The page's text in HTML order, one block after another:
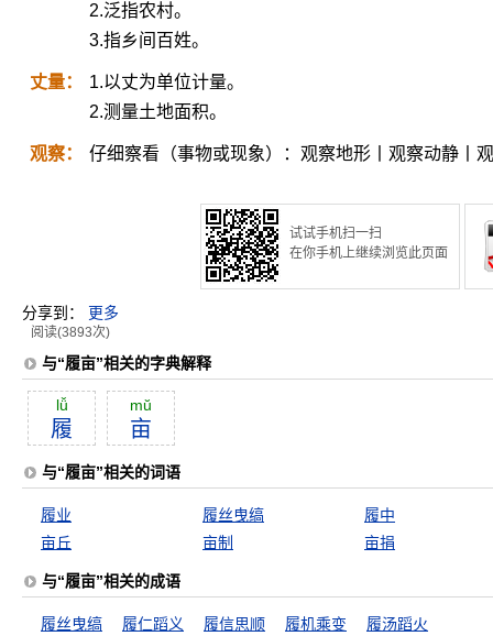
2.泛指农村。
3.指乡间百姓。
丈量：
1.以丈为单位计量。
2.测量土地面积。
观察： 仔细察看（事物或现象）：观察地形丨观察动静丨
试试手机扫一扫
在你手机上继续浏览此页面
分享到： 更多
阅读(3893次)
与“履亩”相关的字典解释
lǚ
履
mŭ
亩
与“履亩”相关的词语
履业 履丝曳缟
履中
亩丘
亩制 亩捐
与“履亩”相关的成语
履丝曳缟 履仁蹈义 履信思顺 履机乘变 履汤蹈火